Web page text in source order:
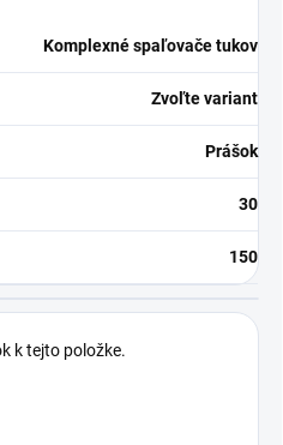
Komplexné spaľovače tukov
Zvoľte variant
Prášok
30
150
k tejto položke.